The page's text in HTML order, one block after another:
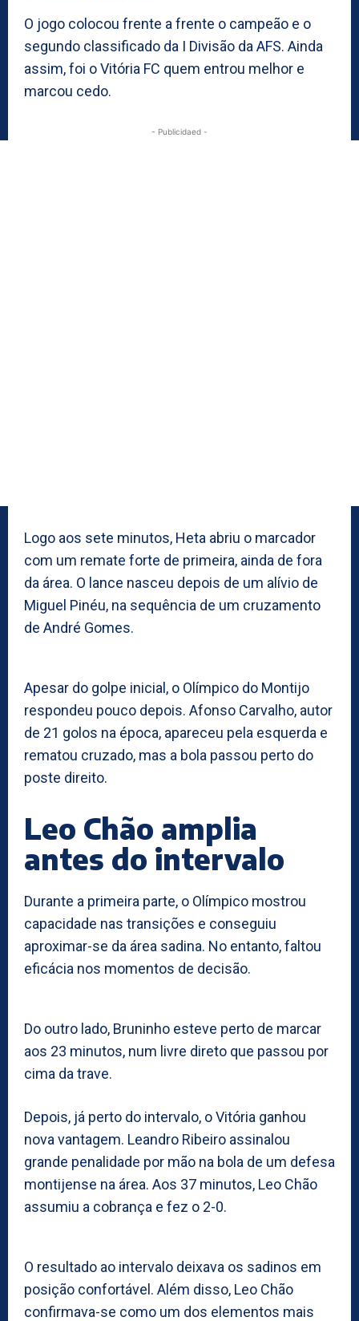
O jogo colocou frente a frente o campeão e o
segundo classificado da I Divisão da AFS. Ainda
assim, foi o Vitória FC quem entrou melhor e
marcou cedo.
- Publicidaed -
Logo aos sete minutos, Heta abriu o marcador
com um remate forte de primeira, ainda de fora
da área. O lance nasceu depois de um alívio de
Miguel Pinéu, na sequência de um cruzamento
de André Gomes.
Apesar do golpe inicial, o Olímpico do Montijo
respondeu pouco depois. Afonso Carvalho, autor
de 21 golos na época, apareceu pela esquerda e
rematou cruzado, mas a bola passou perto do
poste direito.
Leo Chão amplia
antes do intervalo
Durante a primeira parte, o Olímpico mostrou
capacidade nas transições e conseguiu
aproximar-se da área sadina. No entanto, faltou
eficácia nos momentos de decisão.
Do outro lado, Bruninho esteve perto de marcar
aos 23 minutos, num livre direto que passou por
cima da trave.
Depois, já perto do intervalo, o Vitória ganhou
nova vantagem. Leandro Ribeiro assinalou
grande penalidade por mão na bola de um defesa
montijense na área. Aos 37 minutos, Leo Chão
assumiu a cobrança e fez o 2-0.
O resultado ao intervalo deixava os sadinos em
posição confortável. Além disso, Leo Chão
confirmava-se como um dos elementos mais